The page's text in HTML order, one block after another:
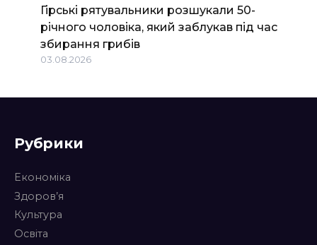
Гірські рятувальники розшукали 50-
річного чоловіка, який заблукав під час
збирання грибів
03.08.2026
Рубрики
Економіка
Здоров’я
Культура
Освіта